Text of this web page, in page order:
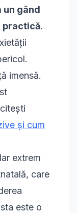
un gând
practică.
imensă.
și cum
extrem
, care
este o